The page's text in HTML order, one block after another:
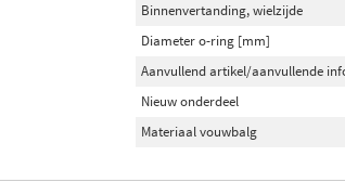
Binnenvertanding, wielzijde
Diameter o-ring [mm]
Aanvullend artikel/aanvullende
Nieuw onderdeel
Materiaal vouwbalg